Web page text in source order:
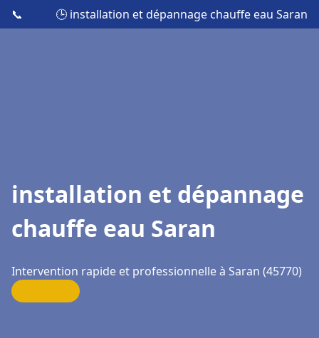
📞 🕒 installation et dépannage chauffe eau Saran
installation et dépannage
chauffe eau Saran
Intervention rapide et professionnelle à Saran (45770)